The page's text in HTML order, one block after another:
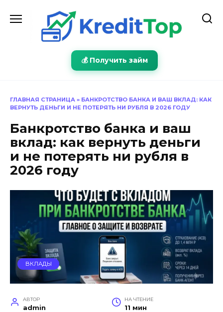
содержанию
💰 Получить займ
ГЛАВНАЯ СТРАНИЦА » БАНКРОТСТВО БАНКА И ВАШ ВКЛАД: КАК
ВЕРНУТЬ ДЕНЬГИ И НЕ ПОТЕРЯТЬ НИ РУБЛЯ В 2026 ГОДУ
Банкротство банка и ваш
вклад: как вернуть деньги
и не потерять ни рубля в
2026 году
ВКЛАДЫ
АВТОР
admin
НА ЧТЕНИЕ
11 мин